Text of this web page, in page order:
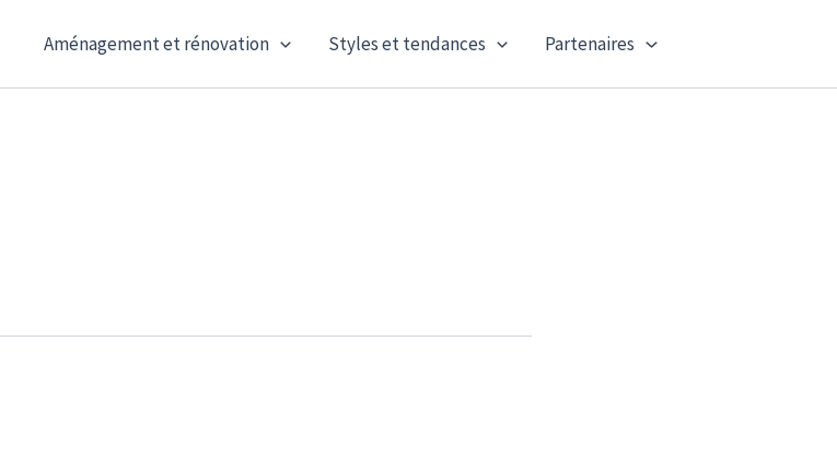
Aménagement et rénovation Styles et tendances Partenaires